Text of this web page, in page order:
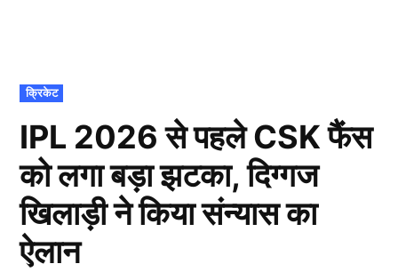
POSTED
IN
क्रिकेट
IPL 2026 से पहले CSK फैंस
को लगा बड़ा झटका, दिग्गज
खिलाड़ी ने किया संन्यास का
ऐलान